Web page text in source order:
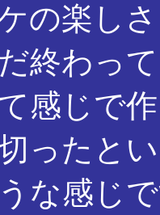
の楽し
終わっ
感じで
ったと
な感じ